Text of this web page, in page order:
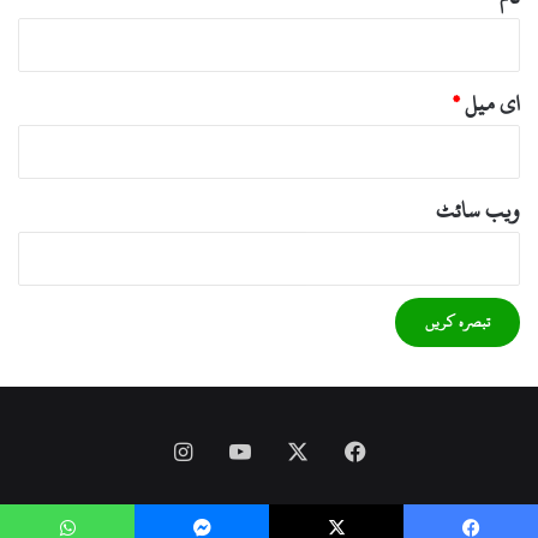
ای میل*
ویب‌ سائٹ
Facebook
YouTube
Instagram